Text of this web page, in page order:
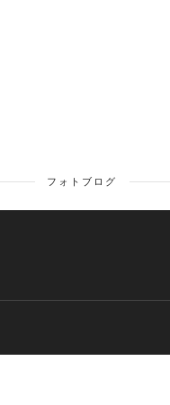
フォトブログ